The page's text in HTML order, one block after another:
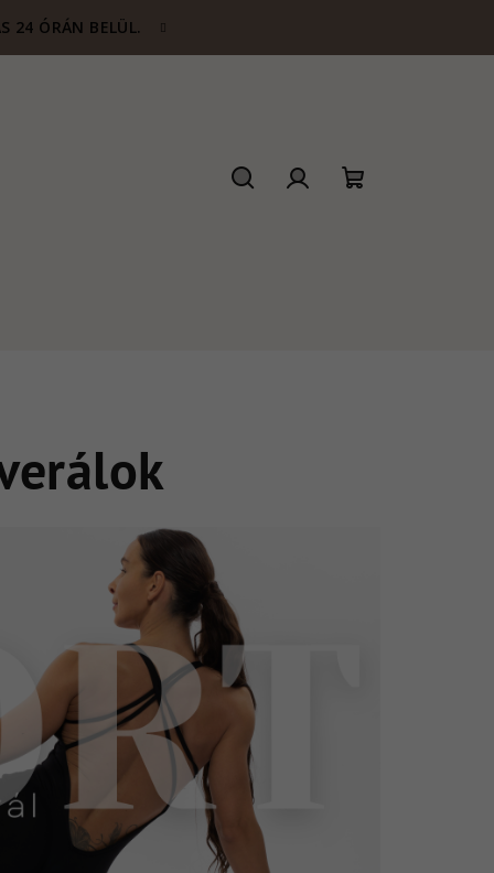
24 ÓRÁN BELÜL.